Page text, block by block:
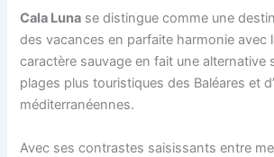
Cala Luna se distingue comme une
des vacances en parfaite harmonie avec
caractère sauvage en fait une alternative
plages plus touristiques des Baléares et
méditerranéennes.
Avec ses contrastes saisissants entre